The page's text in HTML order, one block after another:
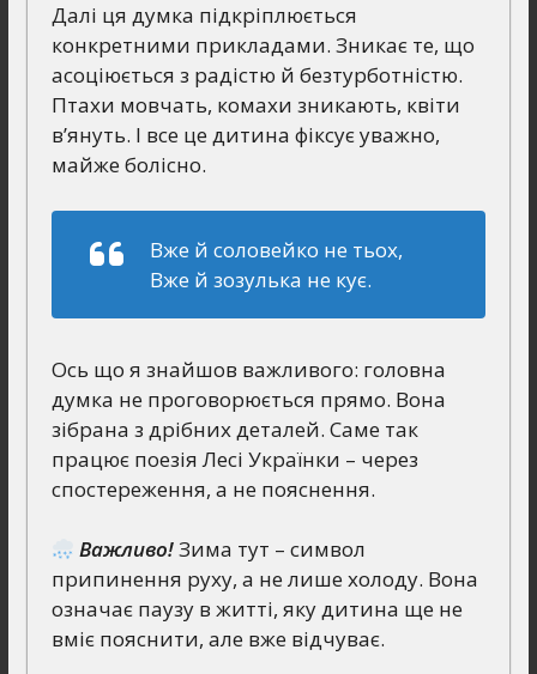
Далі ця думка підкріплюється
конкретними прикладами. Зникає те, що
асоціюється з радістю й безтурботністю.
Птахи мовчать, комахи зникають, квіти
в’януть. І все це дитина фіксує уважно,
майже болісно.
Вже й соловейко не тьох,
Вже й зозулька не кує.
Ось що я знайшов важливого: головна
думка не проговорюється прямо. Вона
зібрана з дрібних деталей. Саме так
працює поезія Лесі Українки – через
спостереження, а не пояснення.
Важливо!Зима тут – символ
припинення руху, а не лише холоду. Вона
означає паузу в житті, яку дитина ще не
вміє пояснити, але вже відчуває.